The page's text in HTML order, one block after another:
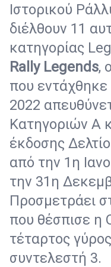
Ιστορικού
διέλθουν 11
κατηγορίας
Rally Legends,
που
2022
Κατηγοριών Α
έκδοσης
από την 1η
την 31η
Προσμετράει
που θέσπισε η
τέταρτος
συντελεστή 3.